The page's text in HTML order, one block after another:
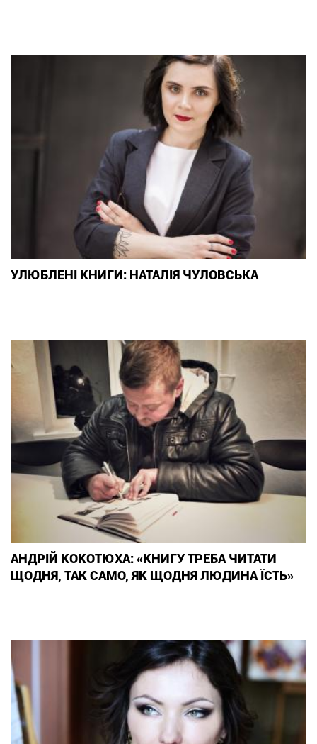
УЛЮБЛЕНІ КНИГИ: НАТАЛІЯ ЧУЛОВСЬКА
АНДРІЙ КОКОТЮХА: «КНИГУ ТРЕБА ЧИТАТИ
ЩОДНЯ, ТАК САМО, ЯК ЩОДНЯ ЛЮДИНА ЇСТЬ»